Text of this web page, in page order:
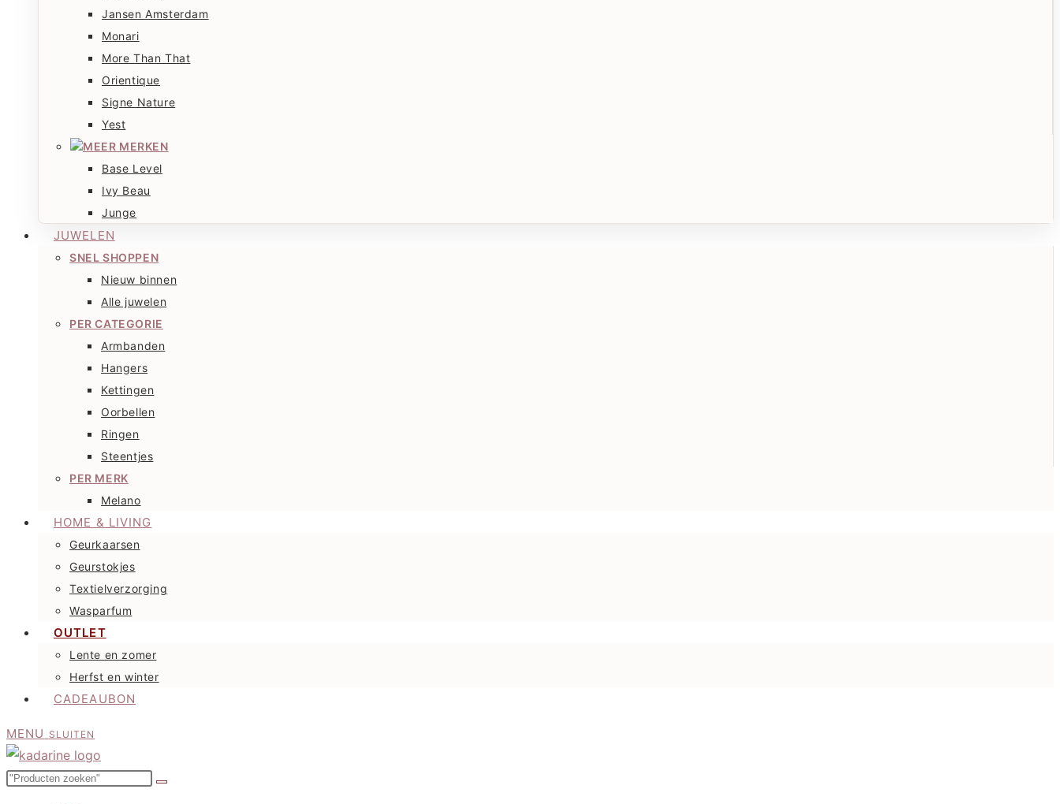
Jansen Amsterdam
Monari
More Than That
Orientique
Signe Nature
Yest
MEER MERKEN
Base Level
Ivy Beau
Junge
JUWELEN
SNEL SHOPPEN
Nieuw binnen
Alle juwelen
PER CATEGORIE
Armbanden
Hangers
Kettingen
Oorbellen
Ringen
Steentjes
PER MERK
Melano
HOME & LIVING
Geurkaarsen
Geurstokjes
Textielverzorging
Wasparfum
OUTLET
Lente en zomer
Herfst en winter
CADEAUBON
MENU SLUITEN